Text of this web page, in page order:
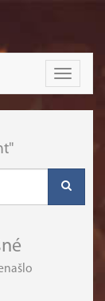
Toggle